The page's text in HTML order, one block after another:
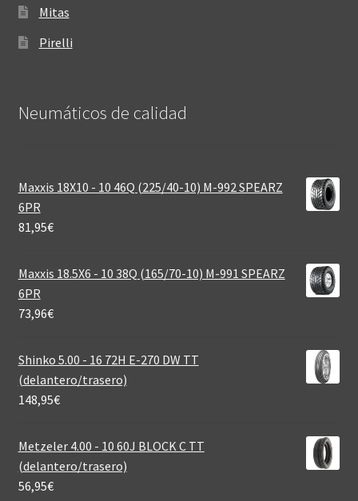
Mitas
Pirelli
Neumáticos de calidad‎
Maxxis 18X10 - 10 46Q (225/40-10) M-992 SPEARZ
6PR
81,95€
Maxxis 18.5X6 - 10 38Q (165/70-10) M-991 SPEARZ
6PR
73,96€
Shinko 5.00 - 16 72H E-270 DW TT
(delantero/trasero)
148,95€
Metzeler 4.00 - 10 60J BLOCK C TT
(delantero/trasero)
56,95€